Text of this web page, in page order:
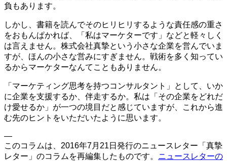
負もあります。
しかし、書籍を読んでそのヒリヒリするような責任感の重さ
をおもんぱかれば、「私はマーケターです」などと軽々しく
は言えません。株式会社真摯という小さな企業を営んでいま
すが、ほんの小さな営みにすぎません。戦術を多く知ってい
るからマーケターなんてこともありません。
「マーケティング思考を持つコンサルタント」として、いか
に企業を支援するか、伴走するか。私は「その企業をどれだ
け愛せるか」が一つの境目だと感じていますが、これから進
む先のヒントをいただいたように思います。
—
このコラムは、2016年7月21日発行のニュースレター「真摯
レター」のコラムを再編集したものです。 ニュースレターの